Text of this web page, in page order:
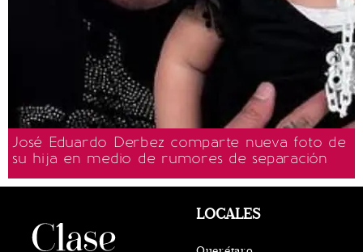
José Eduardo Derbez comparte nueva foto de
su hija en medio de rumores de separación
LOCALES